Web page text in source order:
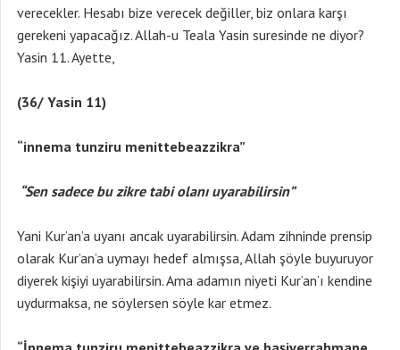
verecekler. Hesabı bize verecek değiller, biz onlara karşı
gerekeni yapacağız. Allah-u Teala Yasin suresinde ne diyor?
Yasin 11. Ayette,
(36/ Yasin 11)
“innema tunziru menittebeazzikra”
“Sen sadece bu zikre tabi olanı uyarabilirsin”
Yani Kur’an’a uyanı ancak uyarabilirsin. Adam zihninde prensip
olarak Kur’an’a uymayı hedef almışsa, Allah şöyle buyuruyor
diyerek kişiyi uyarabilirsin. Ama adamın niyeti Kur’an’ı kendine
uydurmaksa, ne söylersen söyle kar etmez.